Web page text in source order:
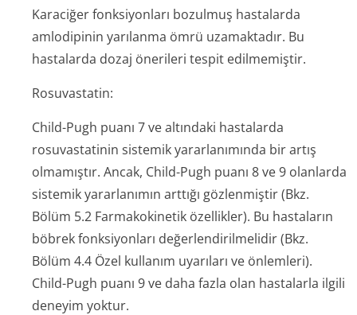
Karaciğer fonksiyonları bozulmuş hastalarda
amlodipinin yarılanma ömrü uzamaktadır. Bu
hastalarda dozaj önerileri tespit edilmemiştir.
Rosuvastatin:
Child-Pugh puanı 7 ve altındaki hastalarda
rosuvastatinin sistemik yararlanımında bir artış
olmamıştır. Ancak, Child-Pugh puanı 8 ve 9 olanlarda
sistemik yararlanımın arttığı gözlenmiştir (Bkz.
Bölüm 5.2 Farmakokinetik özellikler). Bu hastaların
böbrek fonksiyonları değerlendiril­melidir (Bkz.
Bölüm 4.4 Özel kullanım uyarıları ve önlemleri).
Child-Pugh puanı 9 ve daha fazla olan hastalarla ilgili
deneyim yoktur.